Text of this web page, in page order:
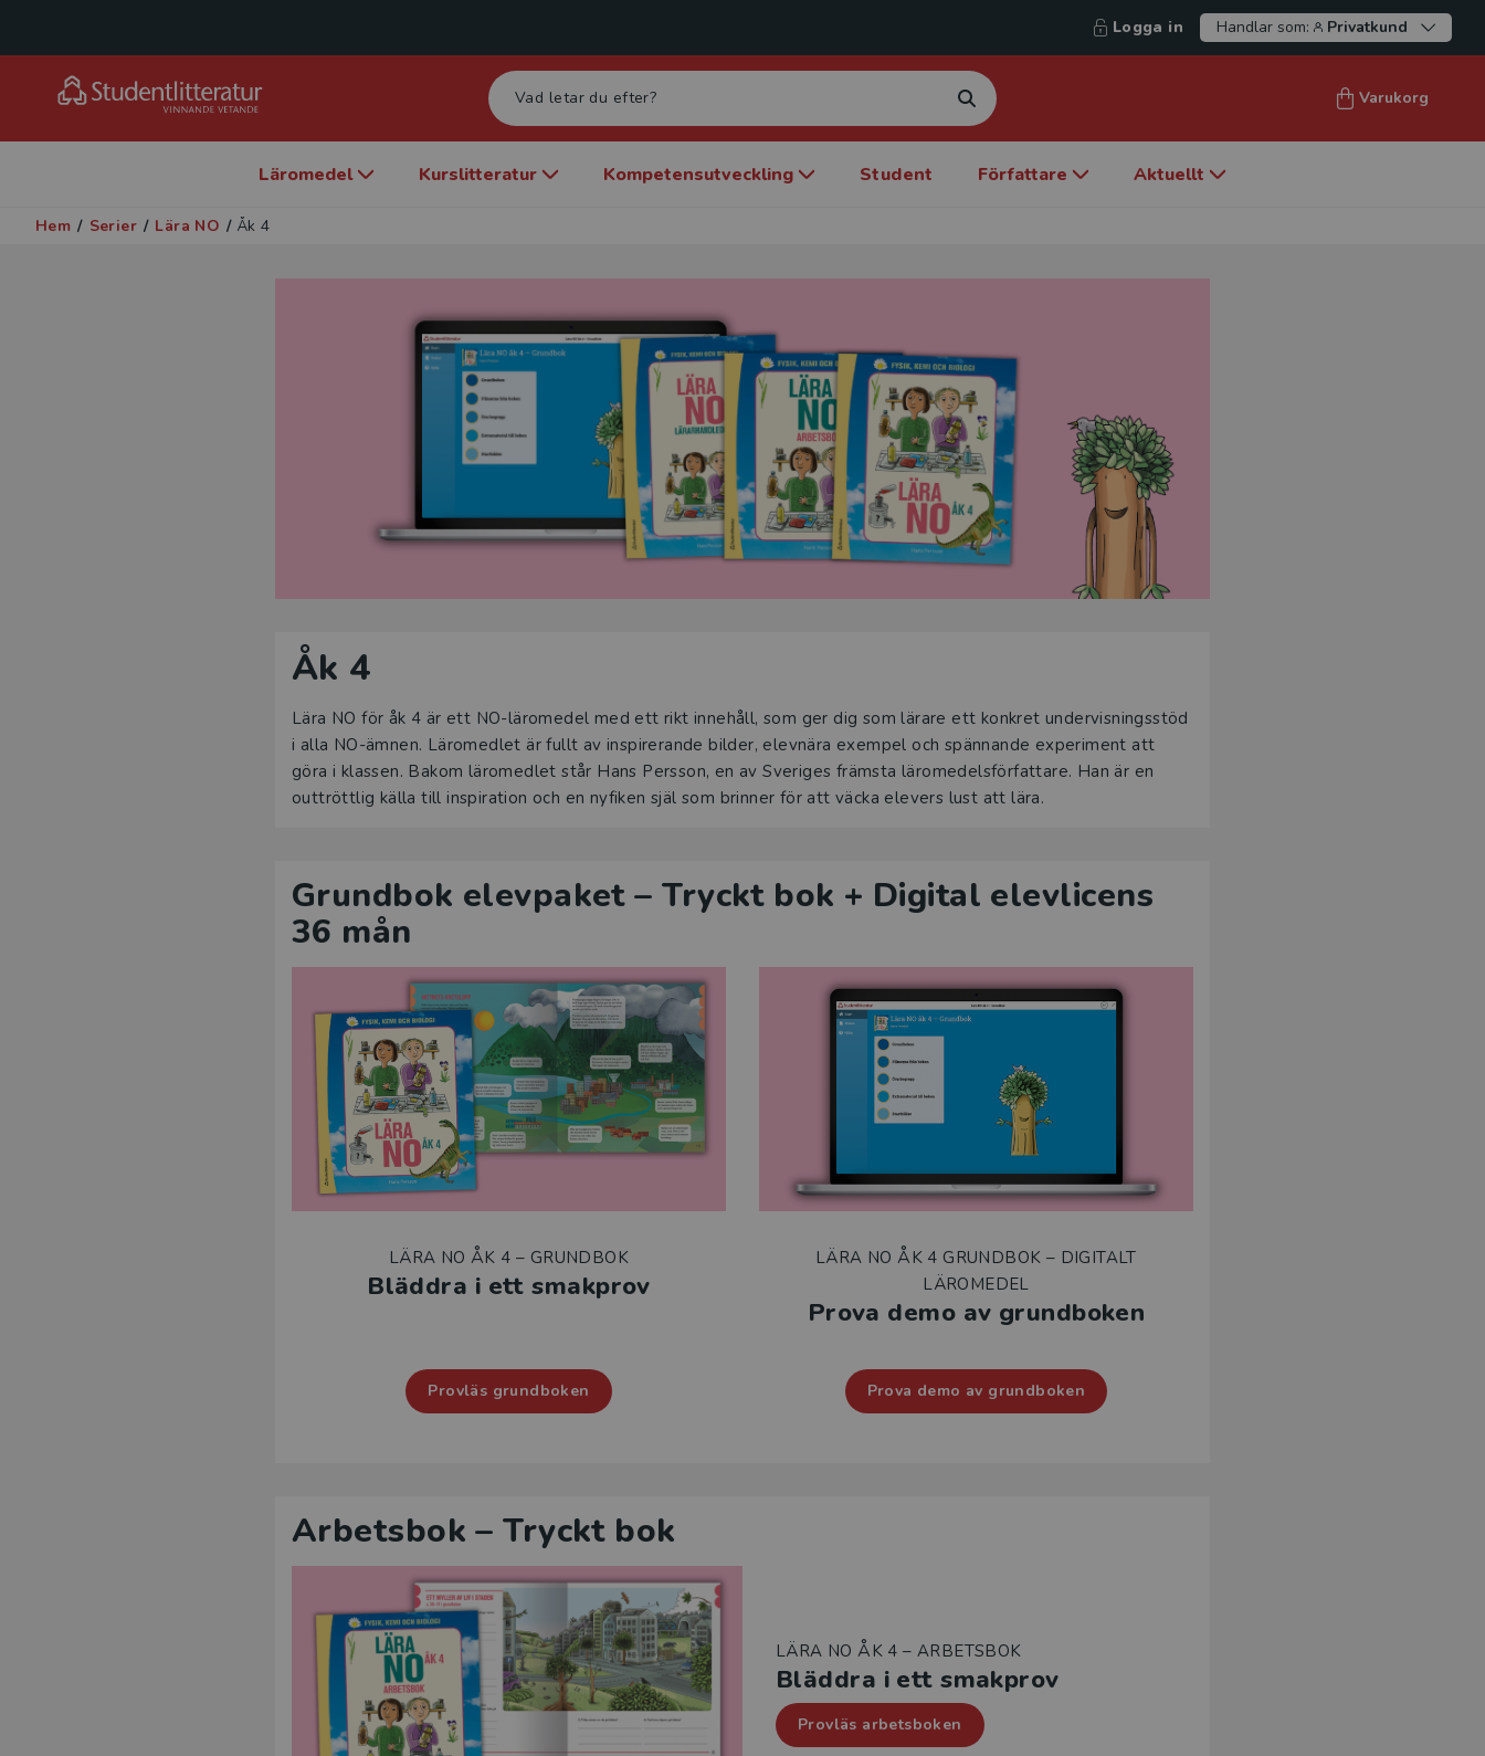
Logga in Handlar som: Privatkund
Varukorg
Läromedel Kurslitteratur Kompetensutveckling Student Författare Aktuellt
Hem / Serier / Lära NO / Åk 4
Åk 4
Lära NO för åk 4 är ett NO-läromedel med ett rikt innehåll, som ger dig som lärare ett konkret undervisningsstöd
i alla NO-ämnen. Läromedlet är fullt av inspirerande bilder, elevnära exempel och spännande experiment att
göra i klassen. Bakom läromedlet står Hans Persson, en av Sveriges främsta läromedelsförfattare. Han är en
outtröttlig källa till inspiration och en nyfiken själ som brinner för att väcka elevers lust att lära.
Grundbok elevpaket – Tryckt bok + Digital elevlicens
36 mån
LÄRA NO ÅK 4 – GRUNDBOK
Bläddra i ett smakprov
Provläs grundboken
LÄRA NO ÅK 4 GRUNDBOK – DIGITALT
LÄROMEDEL
Prova demo av grundboken
Prova demo av grundboken
Arbetsbok – Tryckt bok
LÄRA NO ÅK 4 – ARBETSBOK
Bläddra i ett smakprov
Provläs arbetsboken